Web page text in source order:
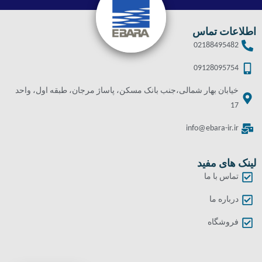
اطلاعات تماس
02188495482
09128095754
خیابان بهار شمالی،جنب بانک مسکن، پاساژ مرجان، طبقه اول، واحد
17
info@ebara-ir.ir
لینک های مفید
تماس با ما
درباره ما
فروشگاه